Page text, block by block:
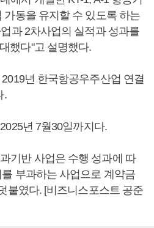
가동을 유지할 수 있도록 하는
과 2차사업의 실적과 성과를
했다"고 설명했다.
년 한국항공우주산업 연결
.
년 7월30일까지다.
기반 사업은 수행 성과에 따
부과하는 사업으로 계약금
붙였다. [비즈니스포스트 공준